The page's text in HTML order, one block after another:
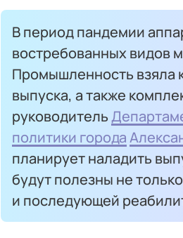
В период пандемии
востребованных видов
Промышленность взяла
выпуска, а также
руководитель
политики города
планирует наладить
будут полезны не
и последующей